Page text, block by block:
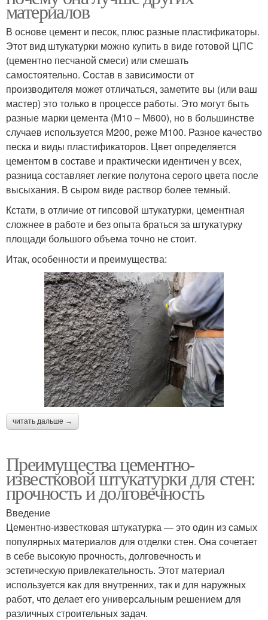
материалов
В основе цемент и песок, плюс разные пластификаторы.
Этот вид штукатурки можно купить в виде готовой ЦПС
(цементно песчаной смеси) или смешать
самостоятельно. Состав в зависимости от
производителя может отличаться, заметите вы (или ваш
мастер) это только в процессе работы. Это могут быть
разные марки цемента (М10 – М600), но в большинстве
случаев используется М200, реже М100. Разное качество
песка и виды пластификаторов. Цвет определяется
цементом в составе и практически идентичен у всех,
разница составляет легкие полутона серого цвета после
высыхания. В сыром виде раствор более темный.
Кстати, в отличие от гипсовой штукатурки, цементная
сложнее в работе и без опыта браться за штукатурку
площади большого объема точно не стоит.
Итак, особенности и преимущества:
читать дальше →
Преимущества цементно-
известковой штукатурки для стен:
прочность и долговечность
Введение
Цементно-известковая штукатурка — это один из самых
популярных материалов для отделки стен. Она сочетает
в себе высокую прочность, долговечность и
эстетическую привлекательность. Этот материал
используется как для внутренних, так и для наружных
работ, что делает его универсальным решением для
различных строительных задач.